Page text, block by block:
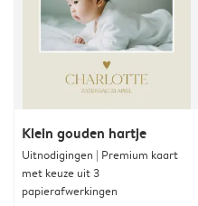
Klein gouden hartje
Uitnodigingen | Premium kaart
met keuze uit 3
papierafwerkingen